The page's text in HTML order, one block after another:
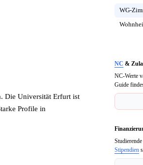
Die Universität Erfurt ist
Profile in
WG-
NC &
NC-Werte
Guide
Stipendien